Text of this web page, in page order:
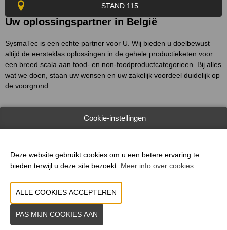
STAND 115
Uw oplossingspartner in België
SysmaTec is een echte partner voor U. Wij bieden u doelbewust
altijd de eersteklas oplossingen in de gehele productieketen voor
een breed scala aan food- en non-foodproductcategorieen. Bij alles
wat we doen, staan uw wensen en uw zakelijk voordeel duidelijk op
de voorgrond.
WEBSITE CATALOGUS
MERK
VORIGE VOLGENDE
Cookie-instellingen
Deze website gebruikt cookies om u een betere ervaring te
bieden terwijl u deze site bezoekt. Meer info over cookies